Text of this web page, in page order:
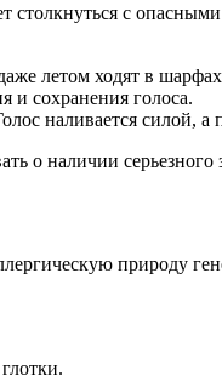
с
летом ходят в
и сохранения голоса.
наливается силой, а
о наличии серьезного
природу